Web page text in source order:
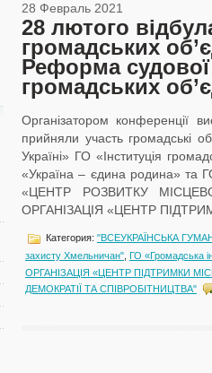
28 Февраль 2021
28 лютого
громадських
Реформа судової
громадських
Організатором конференції
прийняли участь громадські
Україні» ГО «Інституція
«Україна – єдина родина» та
«ЦЕНТР РОЗВИТКУ
ОРГАНІЗАЦІЯ «ЦЕНТР
Категория: "ВСЕУКРАЇНСЬКА
захисту Хмельничан" ГО «Громадська
ОРГАНІЗАЦІЯ «ЦЕНТР ПІДТРИМКИ
ДЕМОКРАТІЇ ТА СПІВРОБІТНИЦТВА"